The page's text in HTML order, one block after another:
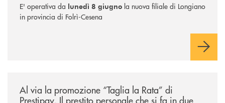
E' operativa da lunedì 8 giugno la nuova filiale di Longiano
in provincia di Folrì-Cesena
Al via la promozione “Taglia la Rata” di
Prestipay. Il prestito personale che si fa in due